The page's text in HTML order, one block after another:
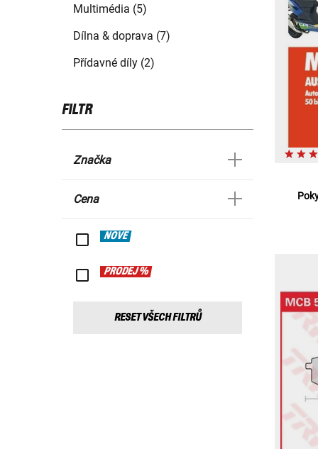
Multimédia (5)
Dílna & doprava (7)
Přídavné díly (2)
FILTR
Značka
Cena
NOVÉ
PRODEJ %
RESET VŠECH FILTRŮ